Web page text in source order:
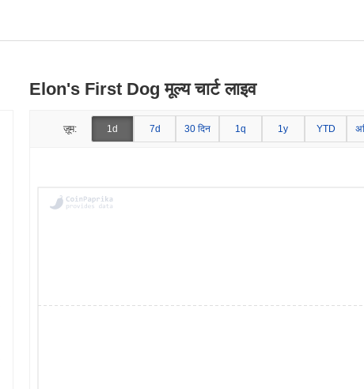
Elon's First Dog मूल्य चार्ट लाइव
ज़ूम: 1d 7d 30 दिन 1q 1y YTD